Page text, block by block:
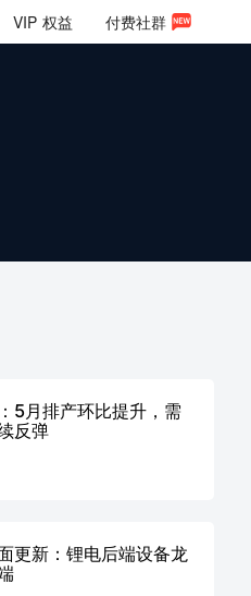
VIP 权益 付费社群
5月排产环比提升，需
反弹
更新：锂电后端设备龙